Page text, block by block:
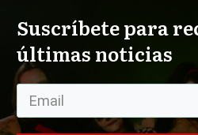
Suscríbete para
últimas noticias